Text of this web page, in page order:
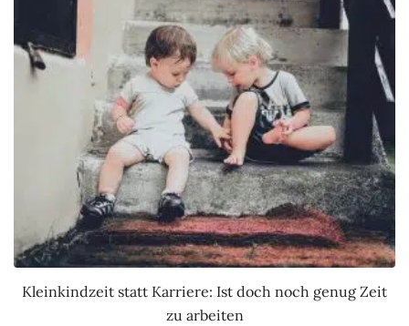
Kleinkindzeit statt Karriere: Ist doch noch genug Zeit
zu arbeiten